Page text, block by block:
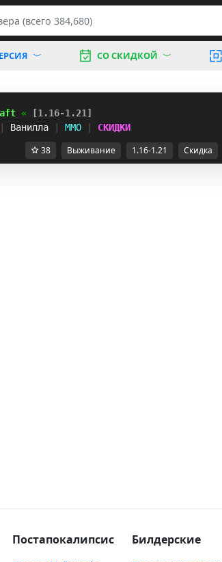
СО СКИДКОЙ
«
[1.16-1.21]
Ванилла MMO СКИДКИ
38 Выживание 1.16-1.21 Скидка
Постапокалипсис Билдерские